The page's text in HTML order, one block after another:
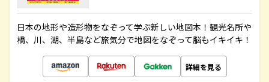
日本の地形や造形物をなぞって学ぶ新しい地図本！観光名所や
橋、川、湖、半島など旅気分で地図をなぞって脳もイキイキ！
詳細を見る